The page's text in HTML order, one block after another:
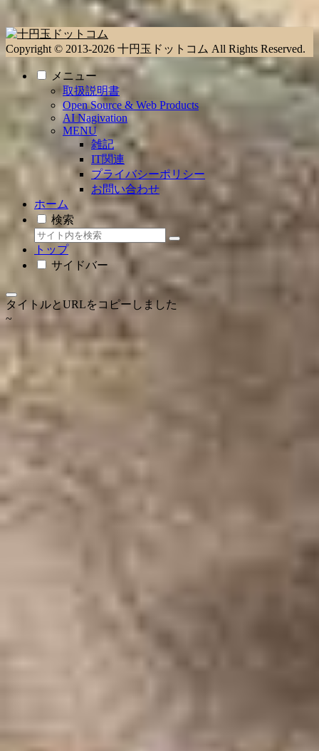
Copyright © 2013-2026 十円玉ドットコム All Rights Reserved.
メニュー
取扱説明書
Open Source & Web Products
AI Nagivation
MENU
雑記
IT関連
プライバシーポリシー
お問い合わせ
ホーム
検索
トップ
サイドバー
タイトルとURLをコピーしました
~